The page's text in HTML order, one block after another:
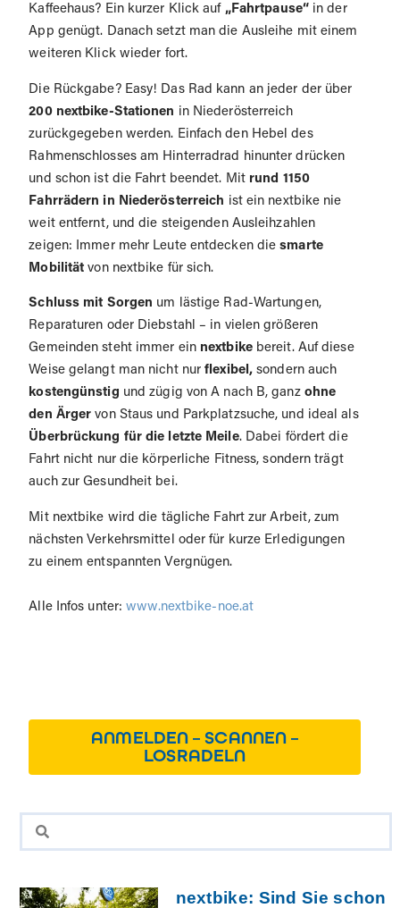
Kaffeehaus? Ein kurzer Klick auf „Fahrtpause“in der
App genügt. Danach setzt man die Ausleihe mit einem
weiteren Klick wieder fort.
Die Rückgabe? Easy! Das Rad kann an jeder der über
200 nextbike-Stationen in Niederösterreich
zurückgegeben werden. Einfach den Hebel des
Rahmenschlosses am Hinterradrad hinunter drücken
und schon ist die Fahrt beendet. Mit rund 1150
Fahrrädern in Niederösterreich ist ein nextbike nie
weit entfernt, und die steigenden Ausleihzahlen
zeigen: Immer mehr Leute entdecken diesmarte
Mobilität von nextbike für sich.
Schluss mit Sorgen um lästige Rad-Wartungen,
Reparaturen oder Diebstahl – in vielen größeren
Gemeinden steht immer ein nextbikebereit. Auf diese
Weise gelangt man nicht nur flexibel, sondern auch
kostengünstig und zügig von A nach B, ganz ohne
den Ärger von Staus und Parkplatzsuche, und ideal als
Überbrückung für die letzte Meile. Dabei fördert die
Fahrt nicht nur die körperliche Fitness, sondern trägt
auch zur Gesundheit bei.
Mit nextbike wird die tägliche Fahrt zur Arbeit, zum
nächsten Verkehrsmittel oder für kurze Erledigungen
zu einem entspannten Vergnügen.
Alle Infos unter:www.nextbike-noe.at
ANMELDEN – SCANNEN –
LOSRADELN
nextbike: Sind Sie schon